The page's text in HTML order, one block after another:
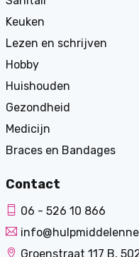
Keuken
Lezen en schrijven
Hobby
Huishouden
Gezondheid
Medicijn
Braces en Bandages
Contact
06 - 526 10 866
Groenstraat 117 B,